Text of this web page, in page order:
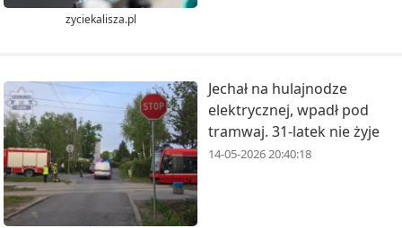
zyciekalisza.pl
Jechał na hulajnodze
elektrycznej, wpadł pod
tramwaj. 31-latek nie żyje
14-05-2026 20:40:18